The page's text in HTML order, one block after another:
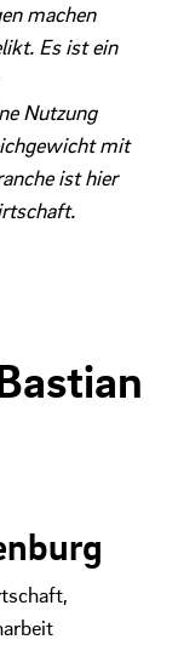
machen
Es ist ein
Nutzung
mit
ist hier